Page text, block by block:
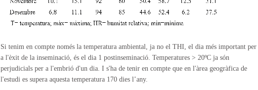
Si tenim en compte només la temperatura ambiental, ja no el THI, el dia més important per
a l'èxit de la inseminació, és el dia 1 postinseminació. Temperatures > 20ºC ja són
perjudicials per a l'embrió d'un dia. I s'ha de tenir en compte que en l'àrea geogràfica de
l'estudi es supera aquesta temperatura 170 dies l’any.